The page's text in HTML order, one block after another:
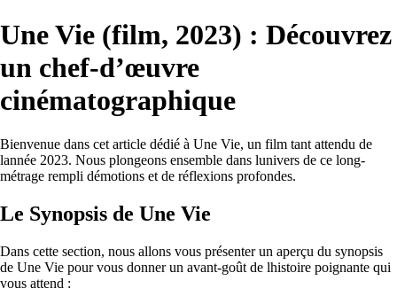
Une Vie (film, 2023) : Découvrez
un chef-d’œuvre
cinématographique
Bienvenue dans cet article dédié à Une Vie, un film tant attendu de
lannée 2023. Nous plongeons ensemble dans lunivers de ce long-
métrage rempli démotions et de réflexions profondes.
Le Synopsis de Une Vie
Dans cette section, nous allons vous présenter un aperçu du synopsis
de Une Vie pour vous donner un avant-goût de lhistoire poignante qui
vous attend :